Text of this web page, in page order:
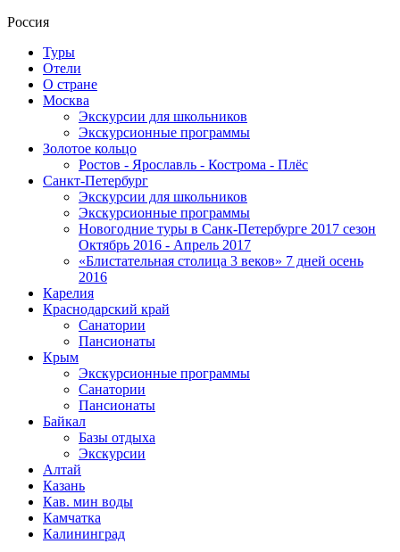
Россия
Туры
Отели
О стране
Москва
Экскурсии для школьников
Экскурсионные программы
Золотое кольцо
Ростов - Ярославль - Кострома - Плёс
Санкт-Петербург
Экскурсии для школьников
Экскурсионные программы
Новогодние туры в Санк-Петербурге 2017 сезон
Октябрь 2016 - Апрель 2017
«Блистательная столица 3 веков» 7 дней осень
2016
Карелия
Краснодарский край
Санатории
Пансионаты
Крым
Экскурсионные программы
Санатории
Пансионаты
Байкал
Базы отдыха
Экскурсии
Алтай
Казань
Кав. мин воды
Камчатка
Калининград